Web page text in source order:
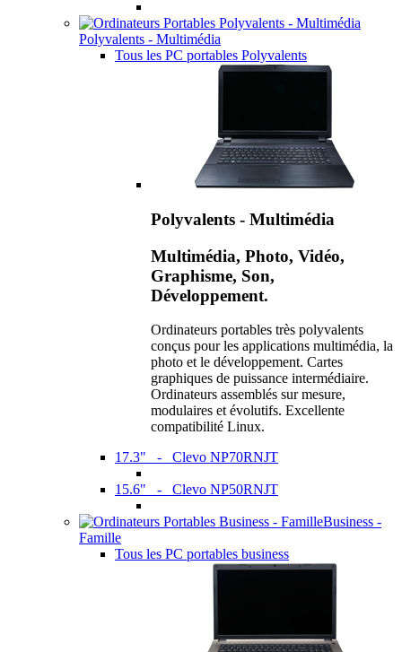
Polyvalents - Multimédia
Tous les PC portables Polyvalents
Polyvalents - Multimédia
Multimédia, Photo, Vidéo,
Graphisme, Son,
Développement.
Ordinateurs portables très polyvalents
conçus pour les applications multimédia, la
photo et le développement. Cartes
graphiques de puissance intermédiaire.
Ordinateurs assemblés sur mesure,
modulaires et évolutifs. Excellente
compatibilité Linux.
17.3" - Clevo NP70RNJT
15.6" - Clevo NP50RNJT
Business -
Famille
Tous les PC portables business